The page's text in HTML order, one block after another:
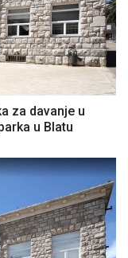
za davanje u
u Blatu